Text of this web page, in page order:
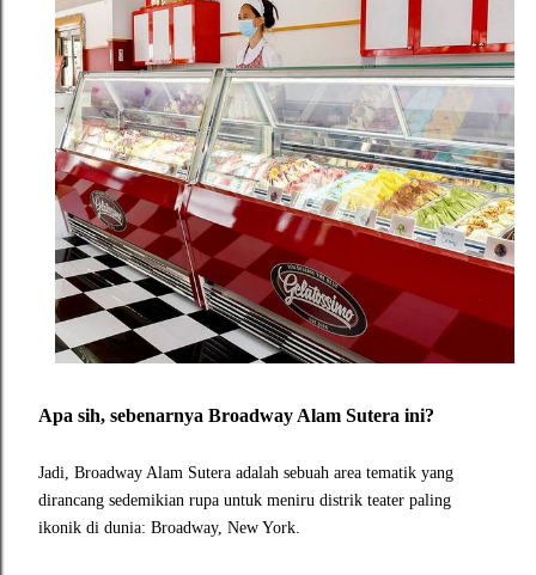
Apa sih, sebenarnya Broadway Alam Sutera ini?
Jadi, Broadway Alam Sutera adalah sebuah area tematik yang
dirancang sedemikian rupa untuk meniru distrik teater paling
ikonik di dunia: Broadway, New York.